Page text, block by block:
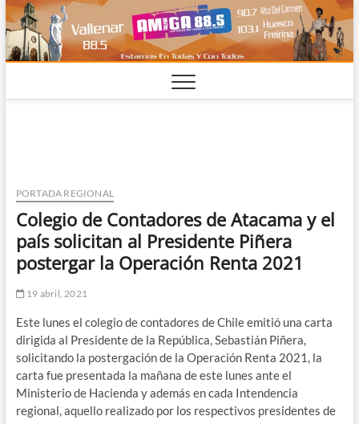
Saltar
al
contenido
PORTADA REGIONAL
Colegio de Contadores de Atacama y el
país solicitan al Presidente Piñera
postergar la Operación Renta 2021
19 abril, 2021
Este lunes el colegio de contadores de Chile emitió una carta
dirigida al Presidente de la República, Sebastián Piñera,
solicitando la postergación de la Operación Renta 2021, la
carta fue presentada la mañana de este lunes ante el
Ministerio de Hacienda y además en cada Intendencia
regional, aquello realizado por los respectivos presidentes de